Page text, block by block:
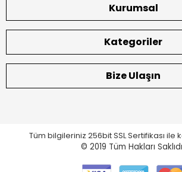
Kurumsal
Kategoriler
Bize Ulaşın
Tüm bilgileriniz 256bit SSL Sertifikası ile
© 2019 Tüm Hakları